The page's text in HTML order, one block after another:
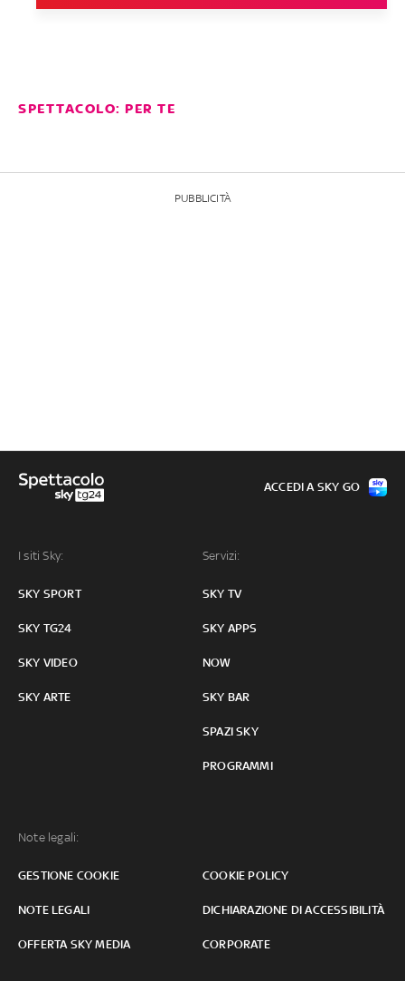
SPETTACOLO: PER TE
PUBBLICITÀ
I siti Sky:
SKY SPORT
SKY TG24
SKY VIDEO
SKY ARTE
Servizi:
SKY TV
SKY APPS
NOW
SKY BAR
SPAZI SKY
PROGRAMMI
Note legali:
GESTIONE COOKIE COOKIE POLICY
NOTE LEGALI DICHIARAZIONE DI ACCESSIBILITÀ
OFFERTA SKY MEDIA CORPORATE
ACCEDI A SKY GO